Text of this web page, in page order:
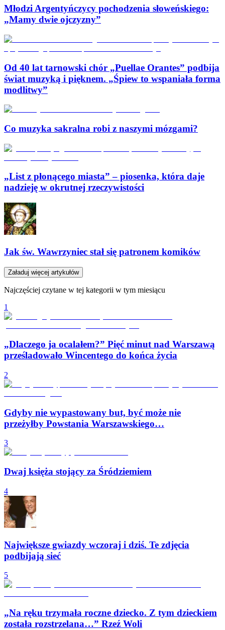
Młodzi Argentyńczycy pochodzenia słoweńskiego:
„Mamy dwie ojczyzny”
Od 40 lat tarnowski chór „Puellae Orantes” podbija
świat muzyką i pięknem. „Śpiew to wspaniała forma
modlitwy”
Co muzyka sakralna robi z naszymi mózgami?
„List z płonącego miasta” – piosenka, która daje
nadzieję w okrutnej rzeczywistości
Jak św. Wawrzyniec stał się patronem komików
Załaduj więcej artykułów
Najczęściej czytane w tej kategorii w tym miesiącu
1
„Dlaczego ja ocalałem?” Pięć minut nad Warszawą
prześladowało Wincentego do końca życia
2
Gdyby nie wypastowany but, być może nie
przeżyłby Powstania Warszawskiego…
3
Dwaj księża stojący za Śródziemiem
4
Największe gwiazdy wczoraj i dziś. Te zdjęcia
podbijają sieć
5
„Na ręku trzymała roczne dziecko. Z tym dzieckiem
została rozstrzelana…” Rzeź Woli